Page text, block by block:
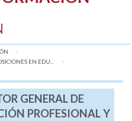
EN EDU...
GENERAL DE
PROFESIONAL Y